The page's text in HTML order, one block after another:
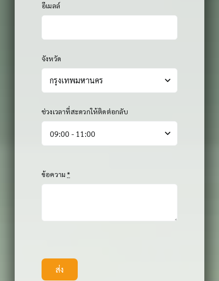
อีเมลล์
จังหวัด
ช่วงเวลาที่สะดวกให้ติดต่อกลับ
ข้อความ*
ส่ง